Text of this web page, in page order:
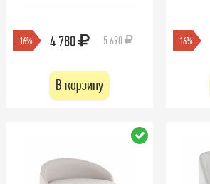
-16% 4 780 5 690
В корзину
-16%